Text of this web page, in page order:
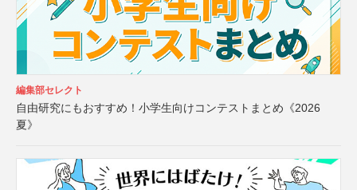
編集部セレクト
自由研究にもおすすめ！小学生向けコンテストまとめ《2026
夏》